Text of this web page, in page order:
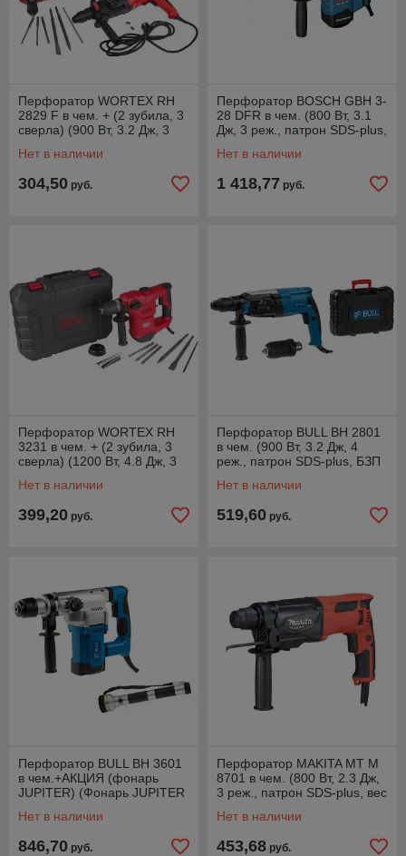
Перфоратор WORTEX RH
2829 F в чем. + (2 зубила, 3
сверла) (900 Вт, 3.2 Дж, 3
вНет в наличии
304,50 руб.
Перфоратор BOSCH GBH 3-
28 DFR в чем. (800 Вт, 3.1
Дж, 3 реж., патрон SDS-plus,
комплекте,
Нет в наличии
1 418,77 руб.
Перфоратор WORTEX RH
3231 в чем. + (2 зубила, 3
сверла) (1200 Вт, 4.8 Дж, 3
4.0 кг)
Нет в наличии
399,20 руб.
Перфоратор BULL BH 2801
в чем. (900 Вт, 3.2 Дж, 4
реж., патрон SDS-plus, БЗП
Нет в наличии
519,60 руб.
Перфоратор BULL BH 3601
в чем.+АКЦИЯ (фонарь
JUPITER) (Фонарь JUPITER
Нет в наличии
846,70 руб.
Перфоратор MAKITA MT M
8701 в чем. (800 Вт, 2.3 Дж,
3 реж., патрон SDS-plus, вес
Нет в наличии
453,68 руб.